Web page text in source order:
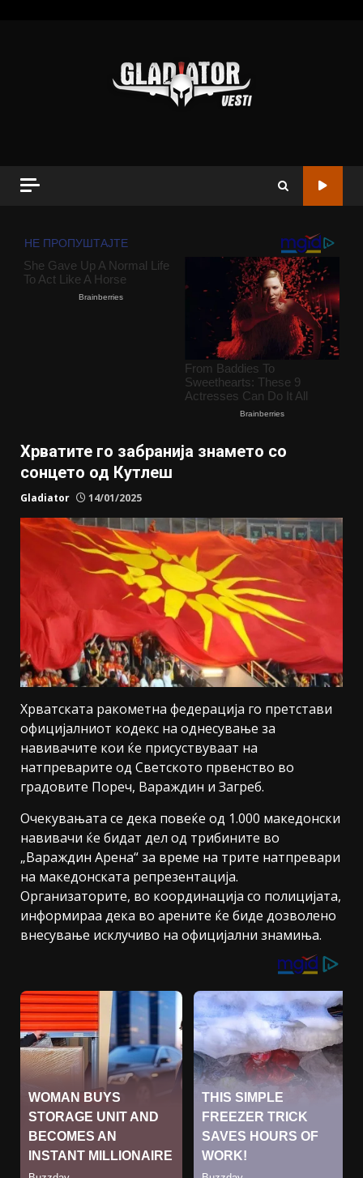
Хрватите го забранија знамето со
сонцето од Кутлеш
Gladiator 14/01/2025
Хрватската ракометна федерација го претстави
официјалниот кодекс на однесување за
навивачите кои ќе присуствуваат на
натпреварите од Светското првенство во
градовите Пореч, Вараждин и Загреб.
Очекувањата се дека повеќе од 1.000 македонски
навивачи ќе бидат дел од трибините во
„Вараждин Арена“ за време на трите натпревари
на македонската репрезентација.
Организаторите, во координација со полицијата,
информираа дека во арените ќе биде дозволено
внесување исклучиво на официјални знамиња.